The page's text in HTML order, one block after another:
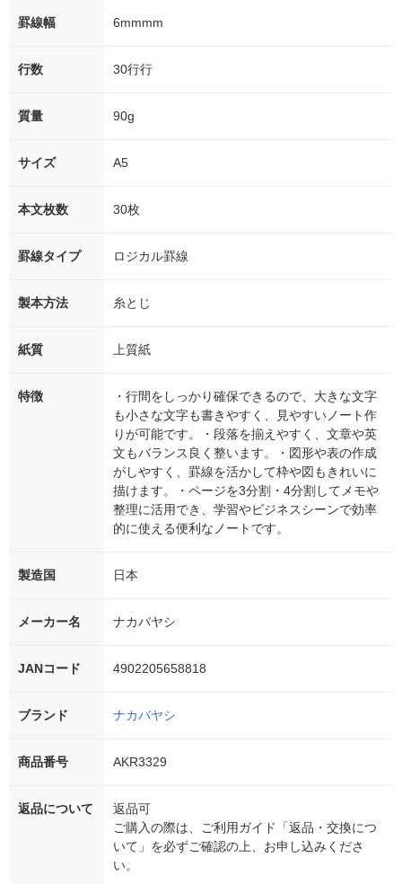
罫線幅 6mmmm
行数 30行行
質量 90g
サイズ A5
本文枚数 30枚
罫線タイプ ロジカル罫線
製本方法 糸とじ
紙質 上質紙
特徴
・行間をしっかり確保できるので、大きな文字
も小さな文字も書きやすく、見やすいノート作
りが可能です。・段落を揃えやすく、文章や英
文もバランス良く整います。・図形や表の作成
がしやすく、罫線を活かして枠や図もきれいに
描けます。・ページを3分割・4分割してメモや
整理に活用でき、学習やビジネスシーンで効率
的に使える便利なノートです。
製造国 日本
メーカー名 ナカバヤシ
JANコード 4902205658818
ブランド ナカバヤシ
商品番号 AKR3329
返品について
返品可
ご購入の際は、ご利用ガイド「返品・交換につ
いて」を必ずご確認の上、お申し込みくださ
い。